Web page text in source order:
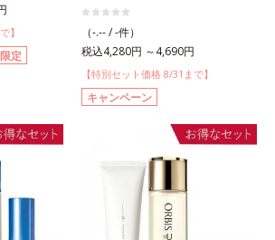
】
定
（-.-- / -件）
税込4,280円 ～4,690円
【特別セット価格 8/31まで】
キャンペーン